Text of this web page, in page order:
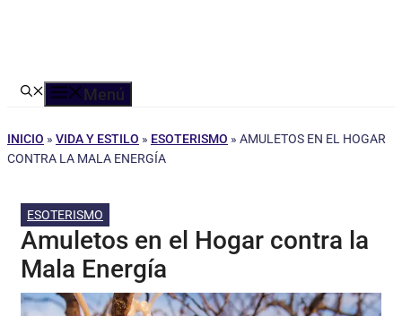
Menú
INICIO » VIDA Y ESTILO » ESOTERISMO » AMULETOS EN EL HOGAR
CONTRA LA MALA ENERGÍA
ESOTERISMO
Amuletos en el Hogar contra la
Mala Energía